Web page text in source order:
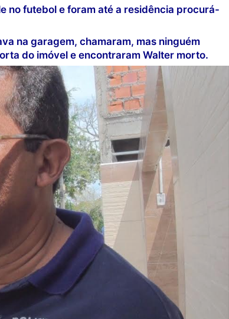
no futebol e foram até a residência procurá-
na garagem, chamaram, mas ninguém
do imóvel e encontraram Walter morto.